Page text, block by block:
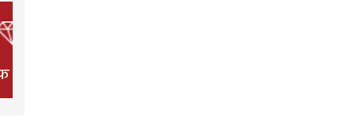
स्टाइल